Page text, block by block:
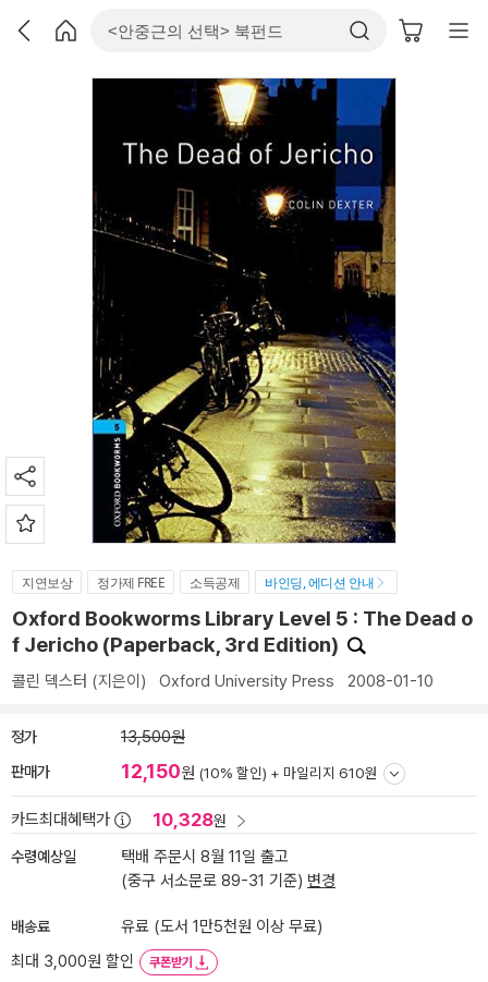
지연보상 정가제 FREE 소득공제 바인딩, 에디션 안내
Oxford Bookworms Library Level 5 : The Dead o
f Jericho (Paperback, 3rd Edition)
콜린 덱스터 (지은이) Oxford University Press 2008-01-10
정가 13,500원
판매가 12,150원 (10% 할인) + 마일리지 610원
카드최대혜택가 10,328원
수령예상일
택배 주문시 8월 11일 출고
(중구 서소문로 89-31 기준) 변경
배송료
유료 (도서 1만5천원 이상 무료)
최대 3,000원 할인
쿠폰받기